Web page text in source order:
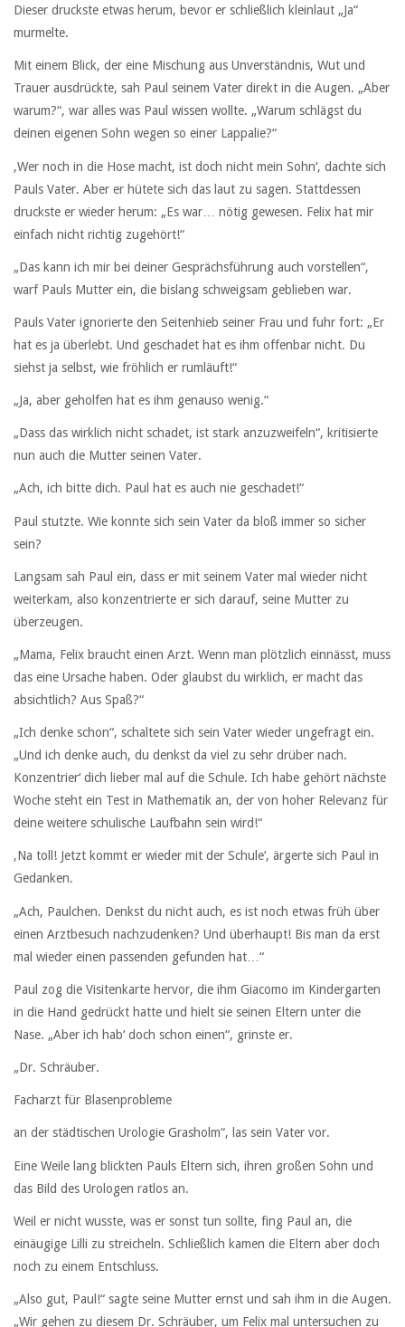
Dieser druckste etwas herum, bevor er schließlich kleinlaut „Ja“
murmelte.
Mit einem Blick, der eine Mischung aus Unverständnis, Wut und
Trauer ausdrückte, sah Paul seinem Vater direkt in die Augen. „Aber
warum?“, war alles was Paul wissen wollte. „Warum schlägst du
deinen eigenen Sohn wegen so einer Lappalie?“
‚Wer noch in die Hose macht, ist doch nicht mein Sohn‘, dachte sich
Pauls Vater. Aber er hütete sich das laut zu sagen. Stattdessen
druckste er wieder herum: „Es war… nötig gewesen. Felix hat mir
einfach nicht richtig zugehört!“
„Das kann ich mir bei deiner Gesprächsführung auch vorstellen“,
warf Pauls Mutter ein, die bislang schweigsam geblieben war.
Pauls Vater ignorierte den Seitenhieb seiner Frau und fuhr fort: „Er
hat es ja überlebt. Und geschadet hat es ihm offenbar nicht. Du
siehst ja selbst, wie fröhlich er rumläuft!“
„Ja, aber geholfen hat es ihm genauso wenig.“
„Dass das wirklich nicht schadet, ist stark anzuzweifeln“, kritisierte
nun auch die Mutter seinen Vater.
„Ach, ich bitte dich. Paul hat es auch nie geschadet!“
Paul stutzte. Wie konnte sich sein Vater da bloß immer so sicher
sein?
Langsam sah Paul ein, dass er mit seinem Vater mal wieder nicht
weiterkam, also konzentrierte er sich darauf, seine Mutter zu
überzeugen.
„Mama, Felix braucht einen Arzt. Wenn man plötzlich einnässt, muss
das eine Ursache haben. Oder glaubst du wirklich, er macht das
absichtlich? Aus Spaß?“
„Ich denke schon“, schaltete sich sein Vater wieder ungefragt ein.
„Und ich denke auch, du denkst da viel zu sehr drüber nach.
Konzentrier‘ dich lieber mal auf die Schule. Ich habe gehört nächste
Woche steht ein Test in Mathematik an, der von hoher Relevanz für
deine weitere schulische Laufbahn sein wird!“
‚Na toll! Jetzt kommt er wieder mit der Schule‘, ärgerte sich Paul in
Gedanken.
„Ach, Paulchen. Denkst du nicht auch, es ist noch etwas früh über
einen Arztbesuch nachzudenken? Und überhaupt! Bis man da erst
mal wieder einen passenden gefunden hat…“
Paul zog die Visitenkarte hervor, die ihm Giacomo im Kindergarten
in die Hand gedrückt hatte und hielt sie seinen Eltern unter die
Nase. „Aber ich hab‘ doch schon einen“, grinste er.
„Dr. Schräuber.
Facharzt für Blasenprobleme
an der städtischen Urologie Grasholm“, las sein Vater vor.
Eine Weile lang blickten Pauls Eltern sich, ihren großen Sohn und
das Bild des Urologen ratlos an.
Weil er nicht wusste, was er sonst tun sollte, fing Paul an, die
einäugige Lilli zu streicheln. Schließlich kamen die Eltern aber doch
noch zu einem Entschluss.
„Also gut, Paul!“ sagte seine Mutter ernst und sah ihm in die Augen.
„Wir gehen zu diesem Dr. Schräuber, um Felix mal untersuchen zu